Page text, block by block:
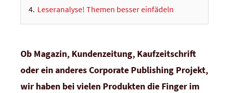
Leseranalyse! Themen besser einfädeln
Ob Magazin, Kundenzeitung, Kaufzeitschrift
oder ein anderes Corporate Publishing Projekt,
wir haben bei vielen Produkten die Finger im